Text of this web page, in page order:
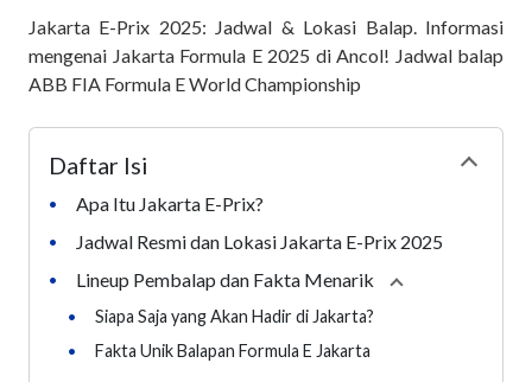
Jakarta E-Prix 2025: Jadwal & Lokasi Balap. Informasi
mengenai Jakarta Formula E 2025 di Ancol! Jadwal balap
ABB FIA Formula E World Championship
Daftar Isi
•
Apa Itu Jakarta E-Prix?
• Jadwal Resmi dan Lokasi Jakarta E-Prix 2025
• Lineup Pembalap dan Fakta Menarik Collapse
•
Siapa Saja yang Akan Hadir di Jakarta?
•
Fakta Unik Balapan Formula E Jakarta